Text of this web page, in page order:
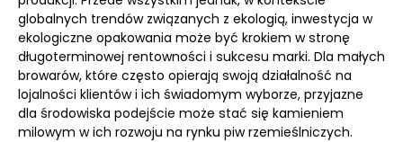
globalnych trendów związanych z ekologią, inwestycja w
ekologiczne opakowania może być krokiem w stronę
długoterminowej rentowności i sukcesu marki. Dla małych
browarów, które często opierają swoją działalność na
lojalności klientów i ich świadomym wyborze, przyjazne
dla środowiska podejście może stać się kamieniem
milowym w ich rozwoju na rynku piw rzemieślniczych.